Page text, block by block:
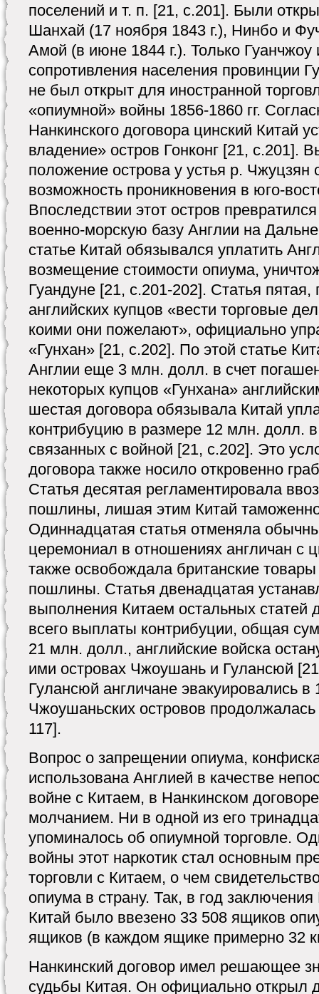
поселений и т. п. [21, с.201]. Были
Шанхай (17 ноября 1843 г.), Нинбо и
Амой (в июне 1844 г.). Только Гуанчжоу
сопротивления населения провинции
не был открыт для иностранной
«опиумной» войны 1856-1860 гг.
Нанкинского договора цинский Китай
владение» остров Гонконг [21, с.201].
положение острова у устья р. Чжуцзян
возможность проникновения в юго-
Впоследствии этот остров
военно-морскую базу Англии на
статье Китай обязывался уплатить
возмещение стоимости опиума,
Гуандуне [21, с.201-202]. Статья
английских купцов «вести торговые
коими они пожелают», официально
«Гунхан» [21, с.202]. По этой статье
Англии еще 3 млн. долл. в счет
некоторых купцов «Гунхана»
шестая договора обязывала Китай
контрибуцию в размере 12 млн. долл.
связанных с войной [21, с.202]. Это
договора также носило откровенно
Статья десятая регламентировала
пошлины, лишая этим Китай
Одиннадцатая статья отменяла
церемониал в отношениях англичан с
также освобождала британские товары
пошлины. Статья двенадцатая
выполнения Китаем остальных статей
всего выплаты контрибуции, общая
21 млн. долл., английские войска
ими островах Чжоушань и Гулансюй
Гулансюй англичане эвакуировались в
Чжоушаньских островов продолжалась
117].
Вопрос о запрещении опиума,
использована Англией в качестве
войне с Китаем, в Нанкинском
молчанием. Ни в одной из его
упоминалось об опиумной торговле.
войны этот наркотик стал основным
торговли с Китаем, о чем
опиума в страну. Так, в год
Китай было ввезено 33 508 ящиков
ящиков (в каждом ящике примерно 32
Нанкинский договор имел решающее
судьбы Китая. Он официально открыл